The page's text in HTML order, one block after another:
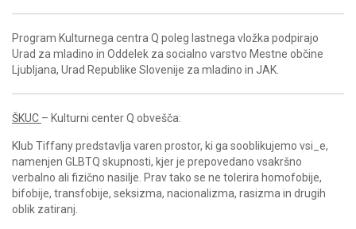
Program Kulturnega centra Q poleg lastnega vložka podpirajo
Urad za mladino in Oddelek za socialno varstvo Mestne občine
Ljubljana, Urad Republike Slovenije za mladino in JAK.
ŠKUC – Kulturni center Q obvešča:
Klub Tiffany predstavlja varen prostor, ki ga sooblikujemo vsi_e,
namenjen GLBTQ skupnosti, kjer je prepovedano vsakršno
verbalno ali fizično nasilje. Prav tako se ne tolerira homofobije,
bifobije, transfobije, seksizma, nacionalizma, rasizma in drugih
oblik zatiranj.